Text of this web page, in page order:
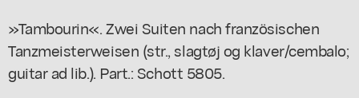
»Tambourin«. Zwei Suiten nach französischen
Tanzmeisterweisen (str., slagtøj og klaver/cembalo;
guitar ad lib.). Part.: Schott 5805.